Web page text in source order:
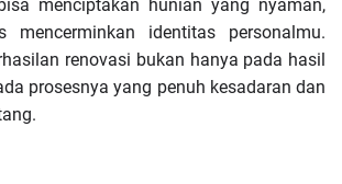
menciptakan hunian yang nyaman,
mencerminkan identitas personalmu.
renovasi bukan hanya pada hasil
prosesnya yang penuh kesadaran dan